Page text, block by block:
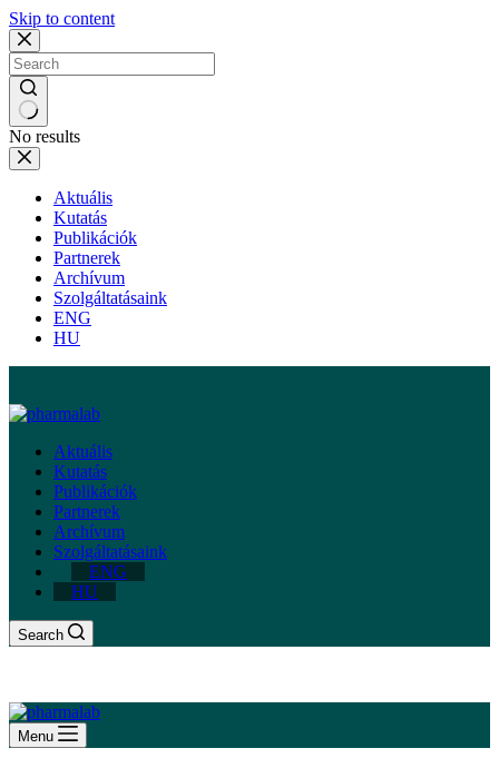
Skip to content
No results
Aktuális
Kutatás
Publikációk
Partnerek
Archívum
Szolgáltatásaink
ENG
HU
Aktuális
Kutatás
Publikációk
Partnerek
Archívum
Szolgáltatásaink
ENG
HU
Search
Menu